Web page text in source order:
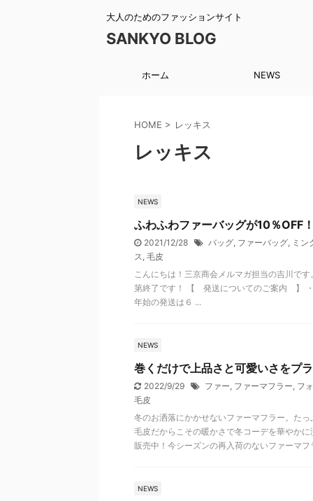
大人のためのファッションサイト
SANKYO BLOG
ホーム NEWS
HOME > レッキス
レッキス
NEWS
ふわふわファーバッグが10％OFF
2021/12/28 バッグ, ファーバッグ, ミン
ス, 毛皮
こんにちは！三京商会メルマガ担当の吉川で
第終了です！ 【 発送についてのご案内 】
年始の発送は６ ...
NEWS
巻くだけで上品さと可愛いさをプ
2022/9/29 ファー, ファーマフラー, フ
毛皮
冬のお洒落にかかせないファーマフラー。た
毛皮だからこその暖かさで冬コーデを華やか
販売中！今シーズンの再入荷のないファーマ
NEWS